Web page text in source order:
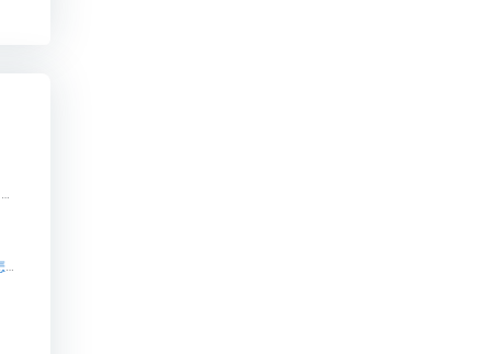
当代社会，随着人们收入水平的提高，消费能力也随之相应增加。这不仅带来了消费规模的扩张，还推动了消费结构的升级。在新的消费升级浪潮中，学习提升成为核心主题，人们的消费结构由传统的“衣、食、住、行”逐渐向“精神消费”转变。
知识付费源码_有赞提供教育机构解决方案.【知识付费源码_有赞提供教育机构解决方案.知识付费系统系统怎么制作，知识付费系统搭建使用教程】